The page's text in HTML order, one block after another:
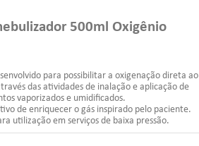
500ml Oxigênio
para possibilitar a oxigenação direta ao
das atividades de inalação e aplicação de
vaporizados e umidificados.
de enriquecer o gás inspirado pelo paciente.
utilização em serviços de baixa pressão.